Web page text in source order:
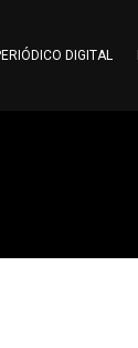
DIGITAL